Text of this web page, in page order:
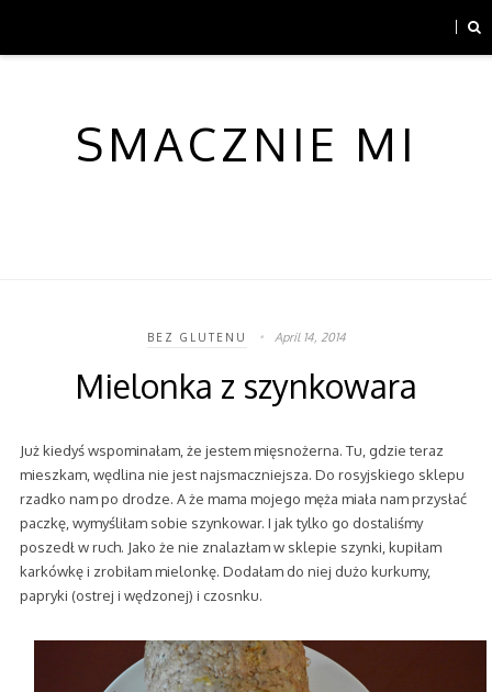
SMACZNIE MI
BEZ GLUTENU April 14, 2014
Mielonka z szynkowara
Już kiedyś wspominałam, że jestem mięsnożerna. Tu, gdzie teraz
mieszkam, wędlina nie jest najsmaczniejsza. Do rosyjskiego sklepu
rzadko nam po drodze. A że mama mojego męża miała nam przysłać
paczkę, wymyśliłam sobie szynkowar. I jak tylko go dostaliśmy
poszedł w ruch. Jako że nie znalazłam w sklepie szynki, kupiłam
karkówkę i zrobiłam mielonkę. Dodałam do niej dużo kurkumy,
papryki (ostrej i wędzonej) i czosnku.